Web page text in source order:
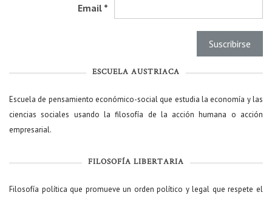
Email *
ESCUELA AUSTRIACA
Escuela de pensamiento económico-social que estudia la economía y las
ciencias sociales usando la filosofía de la acción humana o acción
empresarial.
FILOSOFÍA LIBERTARIA
Filosofía política que promueve un orden político y legal que respete el